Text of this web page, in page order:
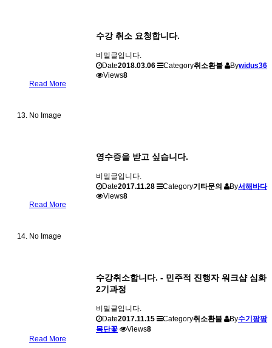
수강 취소 요청합니다.
비밀글입니다.
Date2018.03.06 Category취소환불 Bywidus36
Views8
Read More
No Image
영수증을 받고 싶습니다.
비밀글입니다.
Date2017.11.28 Category기타문의 By서해바다
Views8
Read More
No Image
수강취소합니다. - 민주적 진행자 워크샵 심화
2기과정
비밀글입니다.
Date2017.11.15 Category취소환불 By수기팡팡
목단꽃
Views8
Read More